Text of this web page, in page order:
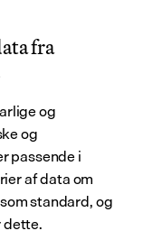
fra
og
og
passende i
af data om
standard, og